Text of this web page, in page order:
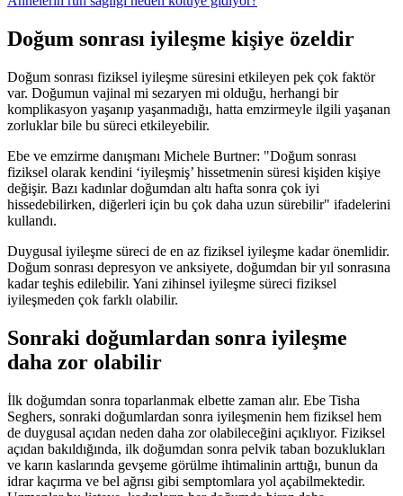
Doğum sonrası iyileşme kişiye özeldir
Doğum sonrası fiziksel iyileşme süresini etkileyen pek çok faktör
var. Doğumun vajinal mi sezaryen mi olduğu, herhangi bir
komplikasyon yaşanıp yaşanmadığı, hatta emzirmeyle ilgili yaşanan
zorluklar bile bu süreci etkileyebilir.
Ebe ve emzirme danışmanı Michele Burtner: "Doğum sonrası
fiziksel olarak kendini ‘iyileşmiş’ hissetmenin süresi kişiden kişiye
değişir. Bazı kadınlar doğumdan altı hafta sonra çok iyi
hissedebilirken, diğerleri için bu çok daha uzun sürebilir" ifadelerini
kullandı.
Duygusal iyileşme süreci de en az fiziksel iyileşme kadar önemlidir.
Doğum sonrası depresyon ve anksiyete, doğumdan bir yıl sonrasına
kadar teşhis edilebilir. Yani zihinsel iyileşme süreci fiziksel
iyileşmeden çok farklı olabilir.
Sonraki doğumlardan sonra iyileşme
daha zor olabilir
İlk doğumdan sonra toparlanmak elbette zaman alır. Ebe Tisha
Seghers, sonraki doğumlardan sonra iyileşmenin hem fiziksel hem
de duygusal açıdan neden daha zor olabileceğini açıklıyor. Fiziksel
açıdan bakıldığında, ilk doğumdan sonra pelvik taban bozuklukları
ve karın kaslarında gevşeme görülme ihtimalinin arttığı, bunun da
idrar kaçırma ve bel ağrısı gibi semptomlara yol açabilmektedir.